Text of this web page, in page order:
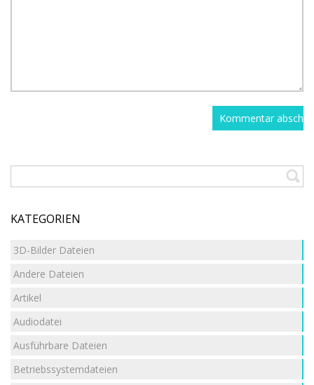
KATEGORIEN
3D-Bilder Dateien
Andere Dateien
Artikel
Audiodatei
Ausführbare Dateien
Betriebssystemdateien